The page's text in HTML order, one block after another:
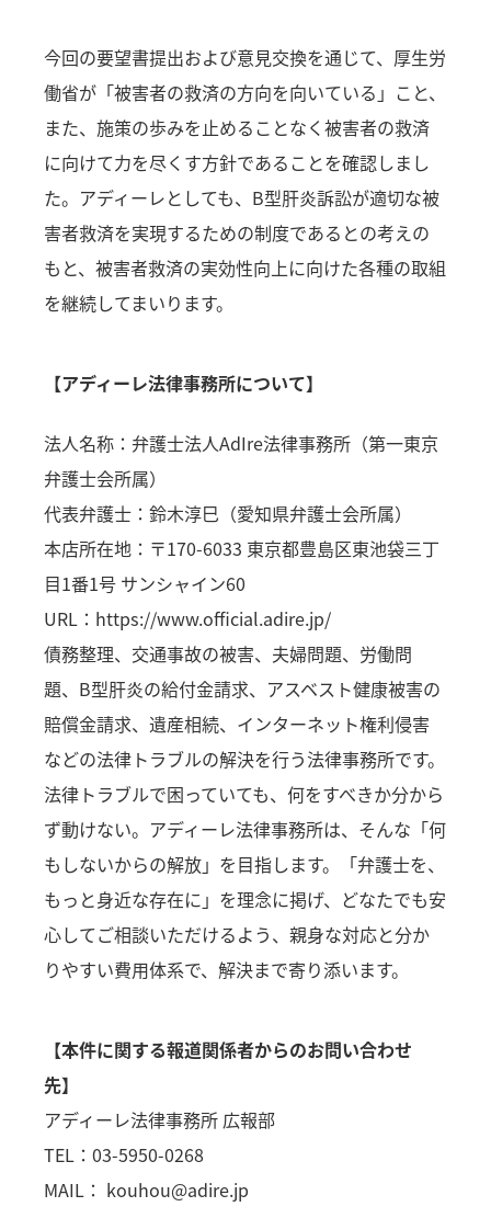
今回の要望書提出および意見交換を通じて、厚生労
働省が「被害者の救済の方向を向いている」こと、
また、施策の歩みを止めることなく被害者の救済
に向けて力を尽くす方針であることを確認しまし
た。アディーレとしても、B型肝炎訴訟が適切な被
害者救済を実現するための制度であるとの考えの
もと、被害者救済の実効性向上に向けた各種の取組
を継続してまいります。
【アディーレ法律事務所について】
法人名称：弁護士法人AdIre法律事務所（第一東京
弁護士会所属）
代表弁護士：鈴木淳巳（愛知県弁護士会所属）
本店所在地：〒170-6033 東京都豊島区東池袋三丁
目1番1号 サンシャイン60
URL：https://www.official.adire.jp/
債務整理、交通事故の被害、夫婦問題、労働問
題、B型肝炎の給付金請求、アスベスト健康被害の
賠償金請求、遺産相続、インターネット権利侵害
などの法律トラブルの解決を行う法律事務所です。
法律トラブルで困っていても、何をすべきか分から
ず動けない。アディーレ法律事務所は、そんな「何
もしないからの解放」を目指します。「弁護士を、
もっと身近な存在に」を理念に掲げ、どなたでも安
心してご相談いただけるよう、親身な対応と分か
りやすい費用体系で、解決まで寄り添います。
【本件に関する報道関係者からのお問い合わせ
先】
アディーレ法律事務所 広報部
TEL：03-5950-0268
MAIL： kouhou@adire.jp